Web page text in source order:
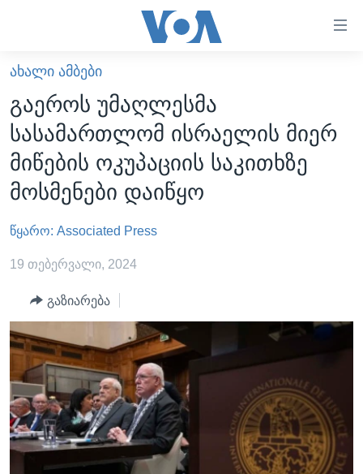
ხელმისაწვდომობისთვის
გადადით
მთავარზე
გადადით
მთავარ
ნავიგაციაზე
გადადით
ძიებაზე
ᲐᲮᲐᲚᲘ ᲐᲛᲑᲔᲑᲘ
ᲡᲐᲥᲐᲠᲗᲕᲔᲚᲝ
ᲐᲨᲨ
ᲐᲨᲨ-ᲘᲡ ᲐᲠᲩᲔᲕᲜᲔᲑᲘ 2024
ᲛᲡᲝᲤᲚᲘᲝ
ᲕᲘᲓᲔᲝᲔᲑᲘ
ᲒᲐᲓᲐᲪᲔᲛᲔᲑᲘ
ᲕᲐᲨᲘᲜᲒᲢᲝᲜᲘ ᲓᲦᲔᲡ
ᲮᲔᲓᲕᲐ ᲕᲐᲨᲘᲜᲒᲢᲝᲜᲘᲓᲐᲜ
ᲡᲢᲣᲓᲘᲐ ᲕᲐᲨᲘᲜᲒᲢᲝᲜᲘ
ᲡᲮᲕᲐ ᲡᲘᲐᲮᲚᲔᲔᲑᲘ
ᲞᲝᲚᲘᲢᲘᲙᲐ
ᲔᲙᲝᲜᲝᲛᲘᲙᲐ
ᲯᲐᲜᲛᲠᲗᲔᲚᲝᲑᲐ
ᲛᲔᲪᲜᲘᲔᲠᲔᲑᲐ
ᲘᲜᲢᲔᲠᲕᲘᲣ
ᲠᲣᲡᲔᲗᲘᲡ ᲨᲔᲭᲠᲐ ᲣᲙᲠᲐᲘᲜᲐᲨᲘ
Learning English
ᲗᲕᲐᲚᲘ ᲒᲕᲐᲓᲔᲕᲜᲔᲗ
ᲐᲮᲐᲚᲘ ᲐᲛᲑᲔᲑᲘ
გაეროს უმაღლესმა
სასამართლომ ისრაელის მიერ
მიწების ოკუპაციის საკითხზე
მოსმენები დაიწყო
წყარო: Associated Press
19 თებერვალი, 2024
გაზიარება